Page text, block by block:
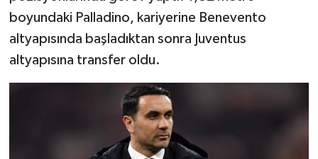
boyundaki Palladino, kariyerine Benevento
altyapısında başladıktan sonra Juventus
altyapısına transfer oldu.